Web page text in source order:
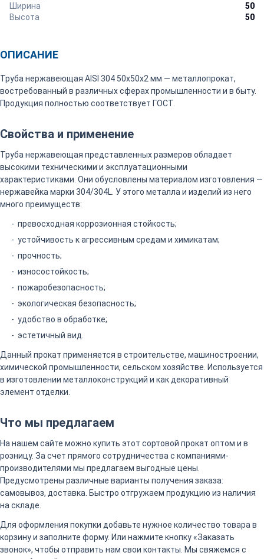
Ширина
50
Высота
50
ОПИСАНИЕ
Труба нержавеющая AISI 304 50х50х2 мм — металлопрокат,
востребованный в различных сферах промышленности и в быту.
Продукция полностью соответствует ГОСТ.
Свойства и применение
Труба нержавеющая представленных размеров обладает
высокими техническими и эксплуатационными
характеристиками. Они обусловлены материалом изготовления —
нержавейка марки 304/304L. У этого металла и изделий из него
много преимуществ:
превосходная коррозионная стойкость;
устойчивость к агрессивным средам и химикатам;
прочность;
износостойкость;
пожаробезопасность;
экологическая безопасность;
удобство в обработке;
эстетичный вид.
Данный прокат применяется в строительстве, машиностроении,
химической промышленности, сельском хозяйстве. Используется
в изготовлении металлоконструкций и как декоративный
элемент отделки.
Что мы предлагаем
На нашем сайте можно купить этот сортовой прокат оптом и в
розницу. За счет прямого сотрудничества с компаниями-
производителями мы предлагаем выгодные цены.
Предусмотрены различные варианты получения заказа:
самовывоз, доставка. Быстро отгружаем продукцию из наличия
на складе.
Для оформления покупки добавьте нужное количество товара в
корзину и заполните форму. Или нажмите кнопку «Заказать
звонок», чтобы отправить нам свои контакты. Мы свяжемся с